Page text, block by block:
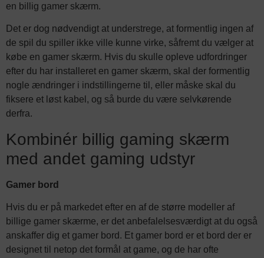
en billig gamer skærm.
Det er dog nødvendigt at understrege, at formentlig ingen af
de spil du spiller ikke ville kunne virke, såfremt du vælger at
købe en gamer skærm. Hvis du skulle opleve udfordringer
efter du har installeret en gamer skærm, skal der formentlig
nogle ændringer i indstillingerne til, eller måske skal du
fiksere et løst kabel, og så burde du være selvkørende
derfra.
Kombinér billig gaming skærm
med andet gaming udstyr
Gamer bord
Hvis du er på markedet efter en af de større modeller af
billige gamer skærme, er det anbefalelsesværdigt at du også
anskaffer dig et gamer bord. Et gamer bord er et bord der er
designet til netop det formål at game, og de har ofte